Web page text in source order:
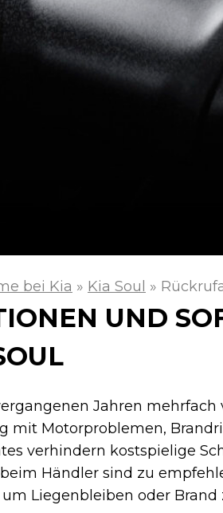
bei Kia » Kia Soul »
UND
Jahren
mit Motorproblemen,
verhindern kostspielige
Händler sind zu
Liegenbleiben oder Brand